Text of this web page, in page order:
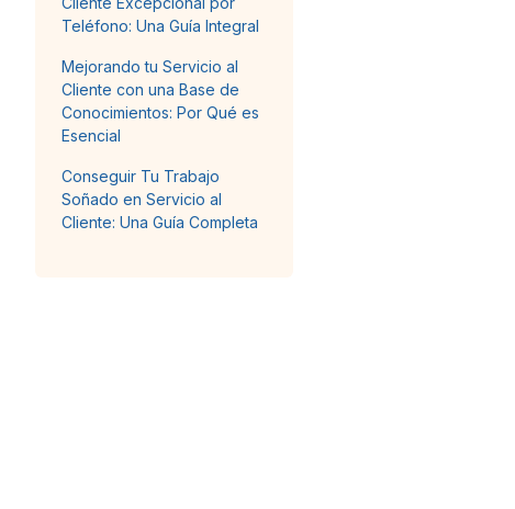
Teléfono: Una Guía Integral
Mejorando tu Servicio al
Cliente con una Base de
Conocimientos: Por Qué es
Esencial
Conseguir Tu Trabajo
Soñado en Servicio al
Cliente: Una Guía Completa